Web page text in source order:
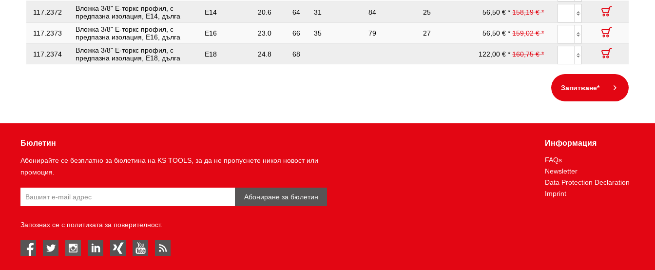
117.2372
Вложка 3/8" Е-торкс профил, с
предпазна изолация, E14, дълга
E14 20.6 64 31 84 25 56,50 € * 158,19 € *
117.2373
Вложка 3/8" Е-торкс профил, с
предпазна изолация, E16, дълга
E16 23.0 66 35 79 27 56,50 € * 159,02 € *
117.2374
Вложка 3/8" Е-торкс профил, с
предпазна изолация, E18, дълга
E18 24.8 68 122,00 € * 160,75 € *
Запитване*
Бюлетин
Абонирайте се безплатно за бюлетина на KS TOOLS, за да не пропуснете никоя новост или
промоция.
Абониране за бюлетин
Запознах се с политиката за поверителност.
facebook twitter instagramlinked in Xing youtube
Информация
FAQs
Newsletter
Data Protection Declaration
Imprint